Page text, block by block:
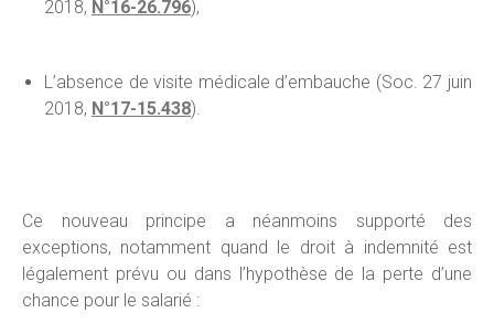
2018, N°16-26.796),
L’absence de visite médicale d’embauche (Soc. 27 juin
2018, N°17-15.438).
Ce nouveau principe a néanmoins supporté des
exceptions, notamment quand le droit à indemnité est
légalement prévu ou dans l’hypothèse de la perte d’une
chance pour le salarié :